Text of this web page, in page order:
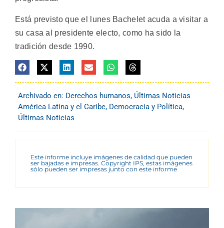
Está previsto que el lunes Bachelet acuda a visitar a
su casa al presidente electo, como ha sido la
tradición desde 1990.
Archivado en: Derechos humanos, Últimas Noticias
América Latina y el Caribe, Democracia y Política,
Últimas Noticias
Este informe incluye imágenes de calidad que pueden
ser bajadas e impresas. Copyright IPS, estas imágenes
sólo pueden ser impresas junto con este informe